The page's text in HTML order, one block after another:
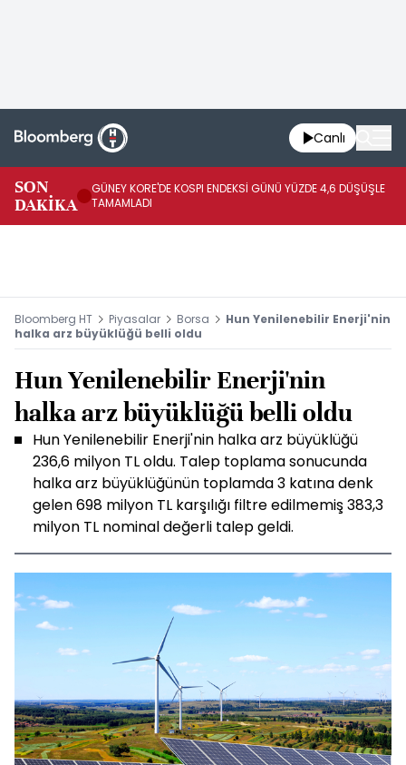
Canlı
SON
DAKİKA
GÜNEY KORE'DE KOSPI ENDEKSİ GÜNÜ YÜZDE 4,6 DÜŞÜŞLE
TAMAMLADI
Bloomberg HT Piyasalar Borsa
Hun Yenilenebilir Enerji'nin
halka arz büyüklüğü belli oldu
Hun Yenilenebilir Enerji'nin
halka arz büyüklüğü belli oldu
Hun Yenilenebilir Enerji'nin halka arz büyüklüğü
236,6 milyon TL oldu. Talep toplama sonucunda
halka arz büyüklüğünün toplamda 3 katına denk
gelen 698 milyon TL karşılığı filtre edilmemiş 383,3
milyon TL nominal değerli talep geldi.